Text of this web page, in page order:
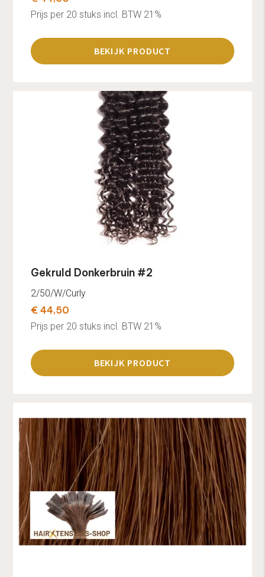
Prijs per 20 stuks incl. BTW 21%
BEKIJK PRODUCT
Gekruld Donkerbruin #2
2/50/W/Curly
€ 44,50
Prijs per 20 stuks incl. BTW 21%
BEKIJK PRODUCT